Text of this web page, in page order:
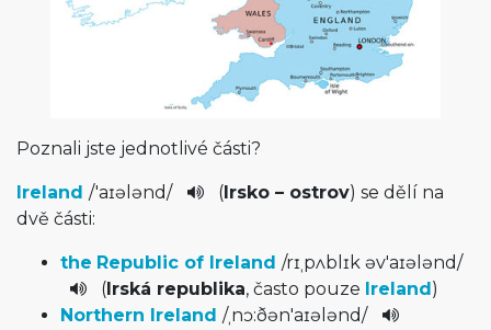
Poznali jste jednotlivé části?
Ireland /'aɪələnd/ (Irsko – ostrov) se dělí na
dvě části:
the Republic of Ireland /rɪˌpʌblɪk ə­v'aɪələnd/
(Irská republika, často pouze Ireland)
Northern Ireland /ˌnɔ:ðən'aɪ­ələnd/